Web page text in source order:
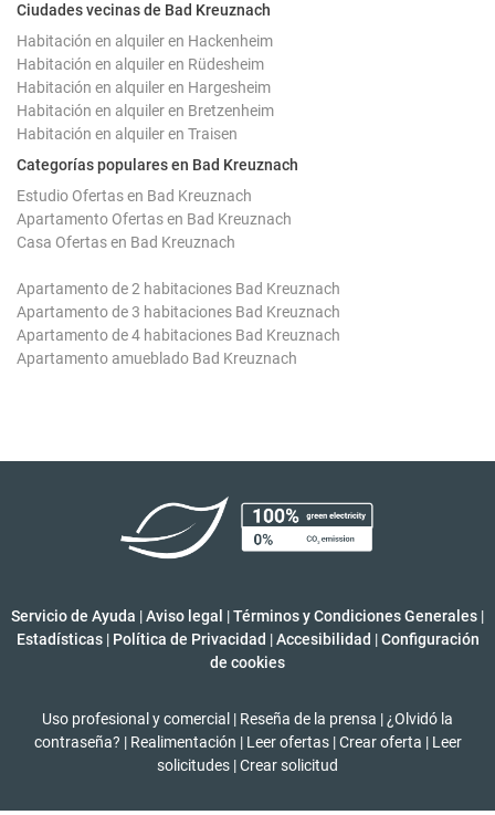
Ciudades vecinas de Bad Kreuznach
Habitación en alquiler en Hackenheim
Habitación en alquiler en Rüdesheim
Habitación en alquiler en Hargesheim
Habitación en alquiler en Bretzenheim
Habitación en alquiler en Traisen
Categorías populares en Bad Kreuznach
Estudio Ofertas en Bad Kreuznach
Apartamento Ofertas en Bad Kreuznach
Casa Ofertas en Bad Kreuznach
Apartamento de 2 habitaciones Bad Kreuznach
Apartamento de 3 habitaciones Bad Kreuznach
Apartamento de 4 habitaciones Bad Kreuznach
Apartamento amueblado Bad Kreuznach
Servicio de Ayuda |Aviso legal |Términos y Condiciones Generales |
Estadísticas | Política de Privacidad | Accesibilidad | Configuración
de cookies
Uso profesional y comercial | Reseña de la prensa | ¿Olvidó la
contraseña? | Realimentación | Leer ofertas | Crear oferta | Leer
solicitudes |Crear solicitud